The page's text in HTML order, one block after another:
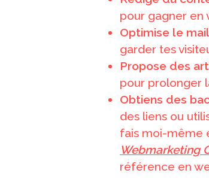
pour gagner en
Optimise le
garder tes
Propose des
pour prolonger
Obtiens des
des liens ou
fais moi-même
Webmarketing
référence en